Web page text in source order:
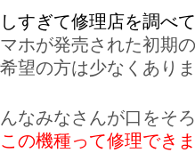
すぎて修理店を調べ
ホが発売された初期
望の方は少なくありま
なみなさんが口をそ
この機種って修理でき